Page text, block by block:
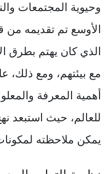
وحيوية المجتمعات
الأوسع تم تقديمه من
الذي كان يهتم بطرق
مع بيئتهم، ومع ذلك،
أهمية المعرفة
للعالم، حيث استبعد
يمكن ملاحظته